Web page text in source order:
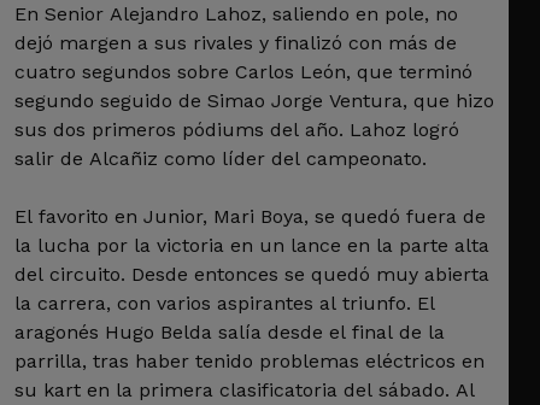
En Senior Alejandro Lahoz, saliendo en pole, no
dejó margen a sus rivales y finalizó con más de
cuatro segundos sobre Carlos León, que terminó
segundo seguido de Simao Jorge Ventura, que hizo
sus dos primeros pódiums del año. Lahoz logró
salir de Alcañiz como líder del campeonato.
El favorito en Junior, Mari Boya, se quedó fuera de
la lucha por la victoria en un lance en la parte alta
del circuito. Desde entonces se quedó muy abierta
la carrera, con varios aspirantes al triunfo. El
aragonés Hugo Belda salía desde el final de la
parrilla, tras haber tenido problemas eléctricos en
su kart en la primera clasificatoria del sábado. Al